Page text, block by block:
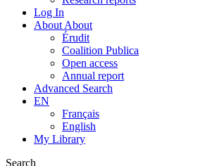
Log In
About About
Érudit
Coalition Publica
Open access
Annual report
Advanced Search
EN
Français
English
My Library
Search